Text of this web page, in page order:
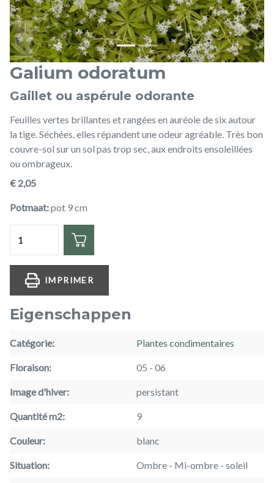
Galium odoratum
Gaillet ou aspérule odorante
Feuilles vertes brillantes et rangées en auréole de six autour
la tige. Séchées, elles répandent une odeur agréable. Très bon
couvre-sol sur un sol pas trop sec, aux endroits ensoleillées
ou ombrageux.
€ 2,05
Potmaat pot 9 cm
IMPRIMER
Eigenschappen
Catégorie Plantes condimentaires
Floraison 05 06
Image d'hiver persistant
Quantité m2 9
Couleur blanc
Situation Ombre Mi-ombre soleil